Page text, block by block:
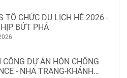
TỔ CHỨC DU LỊCH HÈ 2026 -
BỨT PHÁ
CÔNG DỰ ÁN HÒN CHỒNG
- NHA TRANG-KHÁNH